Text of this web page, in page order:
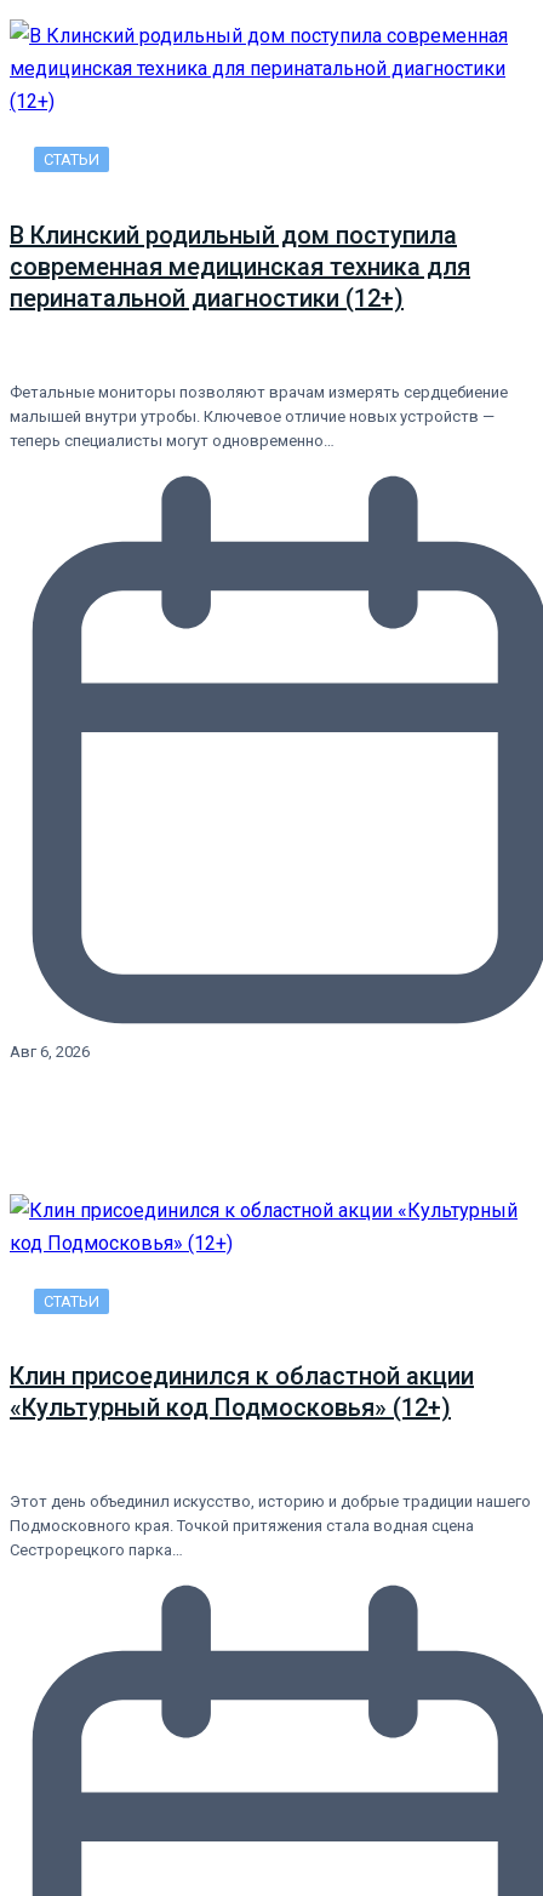
СТАТЬИ
В Клинский родильный дом поступила
современная медицинская техника для
перинатальной диагностики (12+)
Фетальные мониторы позволяют врачам измерять сердцебиение
малышей внутри утробы. Ключевое отличие новых устройств —
теперь специалисты могут одновременно…
Авг 6, 2026
СТАТЬИ
Клин присоединился к областной акции
«Культурный код Подмосковья» (12+)
Этот день объединил искусство, историю и добрые традиции нашего
Подмосковного края. Точкой притяжения стала водная сцена
Сестрорецкого парка…